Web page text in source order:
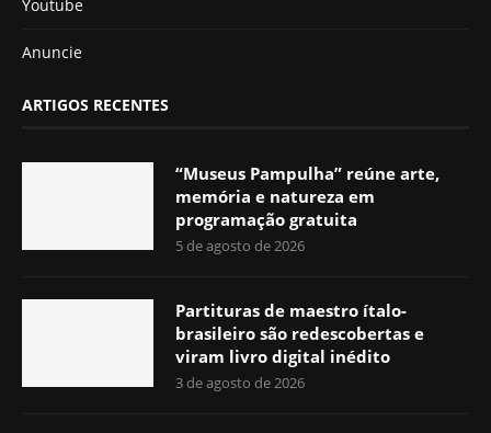
Youtube
Anuncie
ARTIGOS RECENTES
“Museus Pampulha” reúne arte,
memória e natureza em
programação gratuita
5 de agosto de 2026
Partituras de maestro ítalo-
brasileiro são redescobertas e
viram livro digital inédito
3 de agosto de 2026